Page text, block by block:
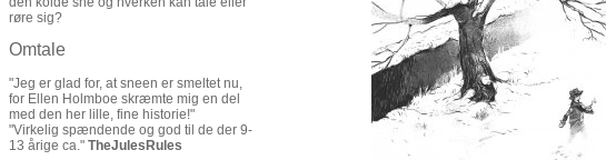
røre sig?
Omtale
"Jeg er glad for, at sneen er smeltet nu,
for Ellen Holmboe skræmte mig en del
med den her lille, fine historie!"
"Virkelig spændende og god til de der 9-
13 årige ca." TheJulesRules